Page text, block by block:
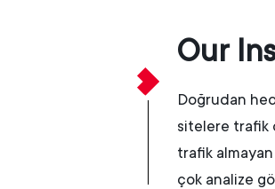
Our
Doğrudan
sitelere trafik
trafik
çok analize